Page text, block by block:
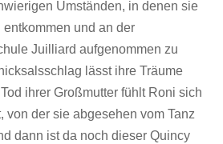
Umständen, in denen sie
und an der
Juilliard aufgenommen zu
lässt ihre Träume
ihrer Großmutter fühlt Roni sich
von der sie abgesehen vom Tanz
dann ist da noch dieser Quincy